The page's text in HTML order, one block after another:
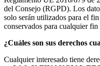
del Consejo (RGPD). Los
solo serán utilizados para el
conservados para cualquier fin
¿Cuáles son sus derechos
Cualquier interesado tiene